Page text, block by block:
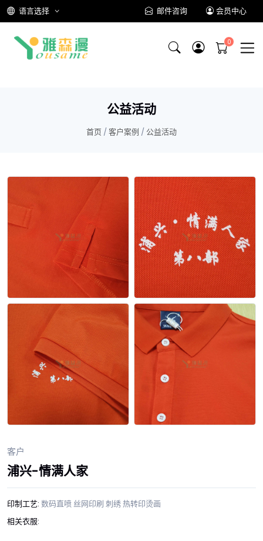
语言选择 邮件咨询 会员中心
公益活动
首页 / 客户案例 / 公益活动
客户
浦兴-情满人家
印制工艺: 数码直喷丝网印刷 刺绣 热转印烫画
相关衣服: